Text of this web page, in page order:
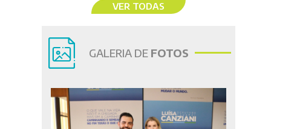
VER TODAS
GALERIA DE FOTOS